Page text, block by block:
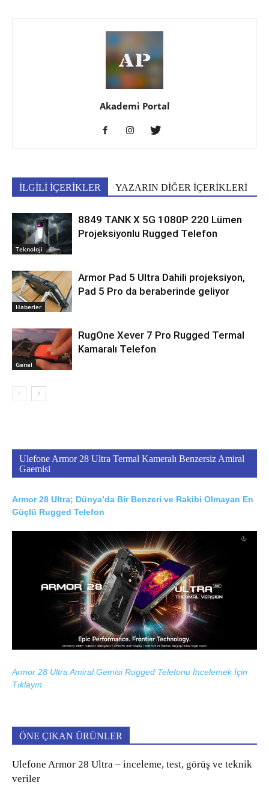
Akademi Portal
İLGİLİ İÇERİKLER YAZARIN DİĞER İÇERİKLERİ
Teknoloji
8849 TANK X 5G 1080P 220 Lümen
Projeksiyonlu Rugged Telefon
Haberler
Armor Pad 5 Ultra Dahili projeksiyon,
Pad 5 Pro da beraberinde geliyor
Genel
RugOne Xever 7 Pro Rugged Termal
Kamaralı Telefon
Ulefone Armor 28 Ultra Termal Kameralı Benzersiz Amiral
Gaemisi
Armor 28 Ultra; Dünya’da Bir Benzeri ve Rakibi Olmayan En
Güçlü Rugged Telefon
Armor 28 Ultra Amiral Gemisi Rugged Telefonu İncelemek İçin
Tıklayın
ÖNE ÇIKAN ÜRÜNLER
Ulefone Armor 28 Ultra – inceleme, test, görüş ve teknik
veriler